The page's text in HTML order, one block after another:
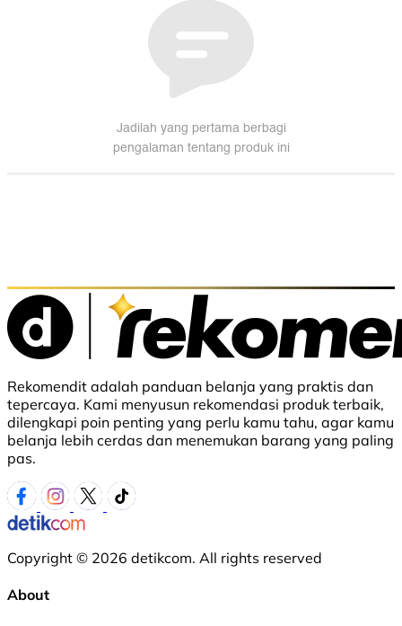
Rekomendit adalah panduan belanja yang praktis dan
tepercaya. Kami menyusun rekomendasi produk terbaik,
dilengkapi poin penting yang perlu kamu tahu, agar kamu
belanja lebih cerdas dan menemukan barang yang paling
pas.
Copyright © 2026 detikcom. All rights reserved
About